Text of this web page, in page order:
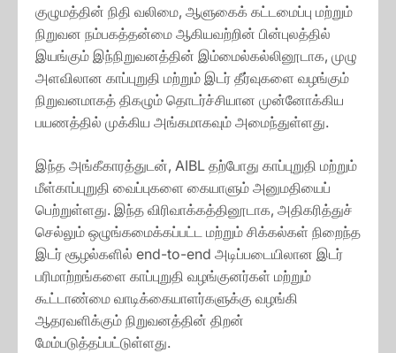
குழுமத்தின் நிதி வலிமை, ஆளுகைக் கட்டமைப்பு மற்றும்
நிறுவன நம்பகத்தன்மை ஆகியவற்றின் பின்புலத்தில்
இயங்கும் இந்நிறுவனத்தின் இம்மைல்கல்லினூடாக, முழு
அளவிலான காப்புறுதி மற்றும் இடர் தீர்வுகளை வழங்கும்
நிறுவனமாகத் திகழும் தொடர்ச்சியான முன்னோக்கிய
பயணத்தில் முக்கிய அங்கமாகவும் அமைந்துள்ளது.
இந்த அங்கீகாரத்துடன், AIBL தற்போது காப்புறுதி மற்றும்
மீள்காப்புறுதி வைப்புகளை கையாளும் அனுமதியைப்
பெற்றுள்ளது. இந்த விரிவாக்கத்தினூடாக, அதிகரித்துச்
செல்லும் ஒழுங்கமைக்கப்பட்ட மற்றும் சிக்கல்கள் நிறைந்த
இடர் சூழல்களில் end-to-end அடிப்படையிலான இடர்
பரிமாற்றங்களை காப்புறுதி வழங்குனர்கள் மற்றும்
கூட்டாண்மை வாடிக்கையாளர்களுக்கு வழங்கி
ஆதரவளிக்கும் நிறுவனத்தின் திறன்
மேம்படுத்தப்பட்டுள்ளது.